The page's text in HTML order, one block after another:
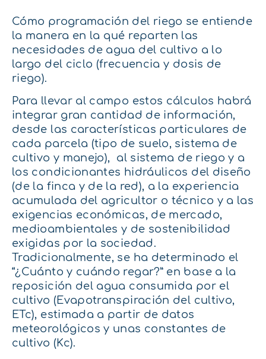
Cómo programación del riego se entiende
la manera en la qué reparten las
necesidades de agua del cultivo a lo
largo del ciclo (frecuencia y dosis de
riego).
Para llevar al campo estos cálculos habrá
integrar gran cantidad de información,
desde las características particulares de
cada parcela (tipo de suelo, sistema de
cultivo y manejo), al sistema de riego y a
los condicionantes hidráulicos del diseño
(de la finca y de la red), a la experiencia
acumulada del agricultor o técnico y a las
exigencias económicas, de mercado,
medioambientales y de sostenibilidad
exigidas por la sociedad.
Tradicionalmente, se ha determinado el
“¿Cuánto y cuándo regar?” en base a la
reposición del agua consumida por el
cultivo (Evapotranspiración del cultivo,
ETc), estimada a partir de datos
meteorológicos y unas constantes de
cultivo (Kc).